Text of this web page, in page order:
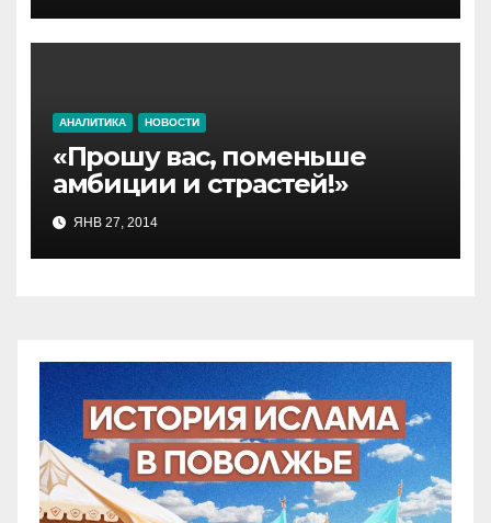
АНАЛИТИКА НОВОСТИ
«Прошу вас, поменьше
амбиции и страстей!»
ЯНВ 27, 2014